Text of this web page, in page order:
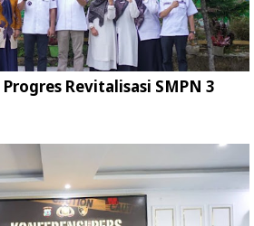
Revitalisasi SMPN 3